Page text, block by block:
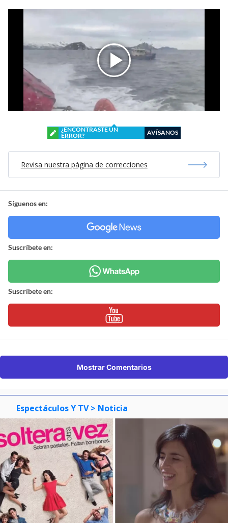
¿ENCONTRASTE UN
ERROR?
AVÍSANOS
Revisa nuestra página de correcciones
Síguenos en:
Suscríbete en:
Suscríbete en:
Mostrar Comentarios
Espectáculos Y TV > Noticia